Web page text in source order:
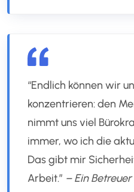
“Endlich können wir
konzentrieren: den
nimmt uns viel
immer, wo ich die
Das gibt mir
Arbeit.” – Ein Betreuer